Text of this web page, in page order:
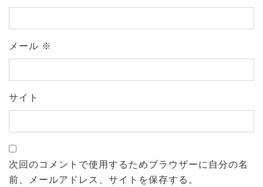
メール ※
サイト
次回のコメントで使用するためブラウザーに自分の名
前、メールアドレス、サイトを保存する。